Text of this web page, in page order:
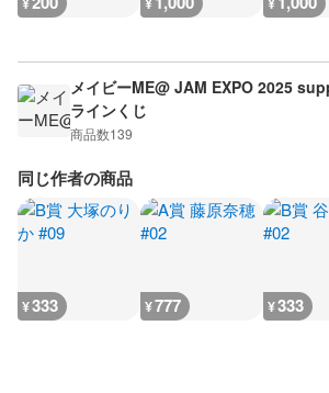
メイビーME@ JAM EXPO 2025
ラインくじ
商品数139
同じ作者の商品
¥333 ¥777 ¥333